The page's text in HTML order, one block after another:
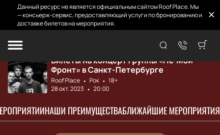
Данный ресурс не является официальным сайтом Roof Place. Мы
— консьерж-сервис, предоставляющий услуги по бронированию и
доставке билетов на мероприятия.
Главная
Билеты на концерт группы «Не’Мой
Фронт» в Санкт-Петербурге
Roof Place Рок
18+
28 окт. 2023
20:00
НАШИ ПРЕИМУЩЕСТВАБЛИЖАЙШИЕ МЕРОПРИЯТИЯ